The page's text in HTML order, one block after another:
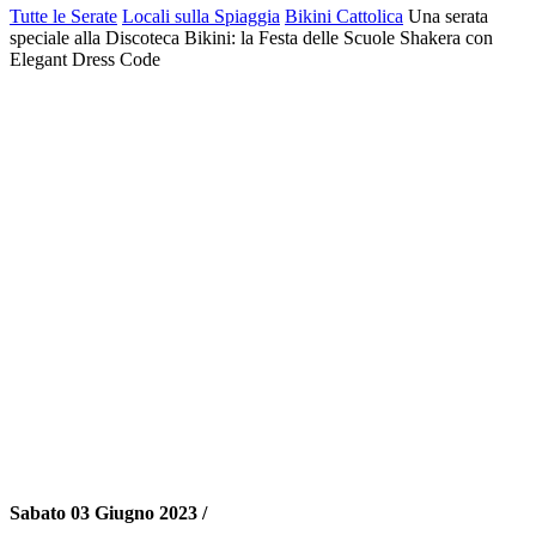
Tutte le Serate Locali sulla Spiaggia Bikini Cattolica Una serata
speciale alla Discoteca Bikini: la Festa delle Scuole Shakera con
Elegant Dress Code
Sabato 03 Giugno 2023 /